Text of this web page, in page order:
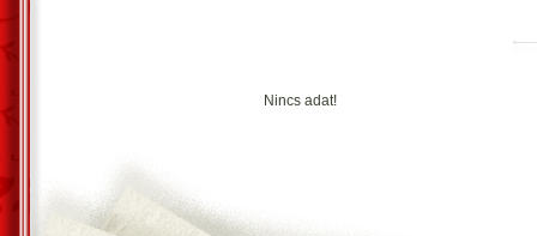
Nincs adat!